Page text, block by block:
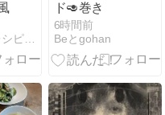
新聞の料理レシピを作ってみる。
ド🥑巻き
6時間前
Beとgohan